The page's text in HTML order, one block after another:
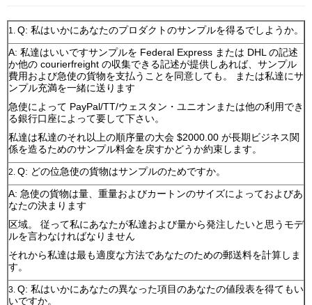
1. Q: 私はいかにあなたのプロダクトのサンプルを得るでしようか。
A: 私達はいいですサンプルを Federal Express または DHL の記述
か他の courierfreight の収集できる記述が提供しあれば、サンプル
費用および急使の貨物を支払うことを同意しても。 または私達にサ
ンプル充満を一緒に送ります
急使によって PayPal/TT/ウェスタン・ユニオンまたは他の利用でき
る銀行口座によって要して下さい。
私達は私達のそれ以上の順序量の大会 $2000.00 が長期ビジネス関
係を造るためのサンプル料金を戻すかどうか約束します。
2. Q: どの位急使の貨物はサンプルのためですか。
A: 急使の貨物は量、重量およびカートンのサイズによっておよびあ
なたの決まります
区域。 従って私にあなたが私達および量から発注したいと思うモデ
ルを言わなければなりません
それから私達は最も適度な方法であなたのための郵送料を計算しま
す。
3. Q: 私はいかにあなたの異なった項目のあなたの値段表を得てもい
いですか。